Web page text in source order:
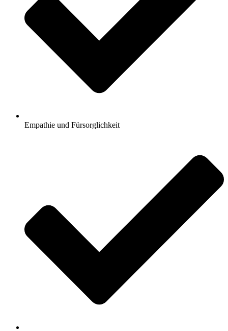
Empathie und Fürsorglichkeit